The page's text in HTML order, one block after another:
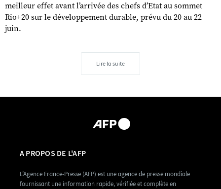
meilleur effet avant l’arrivée des chefs d’Etat au sommet
Rio+20 sur le développement durable, prévu du 20 au 22
juin.
Lire la suite
A PROPOS DE L'AFP
L’Agence France-Presse (AFP) est une agence de presse mondiale
fournissant une information rapide, vérifiée et complète en